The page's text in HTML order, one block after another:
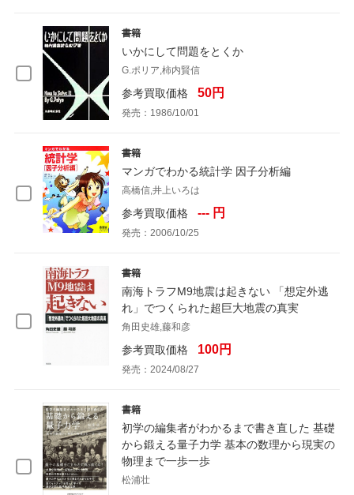
書籍
いかにして問題をとくか
G.ポリア,柿内賢信
参考買取価格 50円
発売：1986/10/01
書籍
マンガでわかる統計学 因子分析編
高橋信,井上いろは
参考買取価格 --- 円
発売：2006/10/25
書籍
南海トラフM9地震は起きない 「想定外逃
れ」でつくられた超巨大地震の真実
角田史雄,藤和彦
参考買取価格 100円
発売：2024/08/27
書籍
初学の編集者がわかるまで書き直した 基礎
から鍛える量子力学 基本の数理から現実の
物理まで一歩一歩
松浦壮